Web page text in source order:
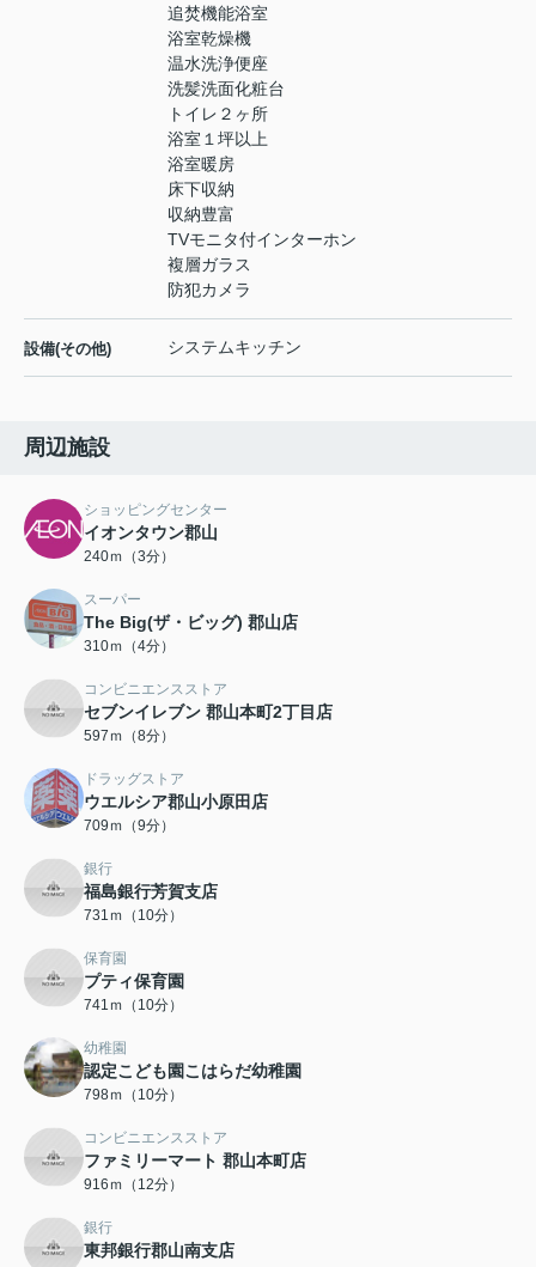
追焚機能浴室
浴室乾燥機
温水洗浄便座
洗髪洗面化粧台
トイレ２ヶ所
浴室１坪以上
浴室暖房
床下収納
収納豊富
TVモニタ付インターホン
複層ガラス
防犯カメラ
設備(その他) システムキッチン
周辺施設
ショッピングセンター
イオンタウン郡山
240ｍ（3分）
スーパー
The Big(ザ・ビッグ) 郡山店
310ｍ（4分）
コンビニエンスストア
セブンイレブン 郡山本町2丁目店
597ｍ（8分）
ドラッグストア
ウエルシア郡山小原田店
709ｍ（9分）
銀行
福島銀行芳賀支店
731ｍ（10分）
保育園
プティ保育園
741ｍ（10分）
幼稚園
認定こども園こはらだ幼稚園
798ｍ（10分）
コンビニエンスストア
ファミリーマート 郡山本町店
916ｍ（12分）
銀行
東邦銀行郡山南支店